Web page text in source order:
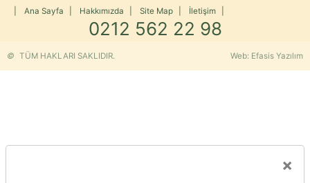
Ana Sayfa Hakkımızda Site Map İletişim
0212 562 22 98
© TÜM HAKLARI SAKLIDIR. Web: Efasis Yazılım
×